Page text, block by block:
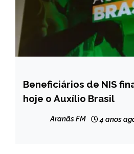
BRASIL
NOTÍCIAS
Beneficiários de NIS
hoje o Auxílio Brasil
Aranãs FM 4 anos